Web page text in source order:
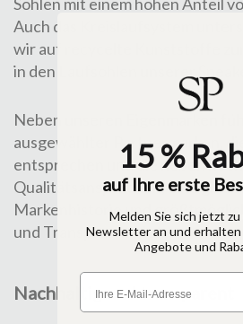
Auch das Kreislaufsystem
wir auf recycelte Kunststoffe
in den Laufsohlen unserer
Neben unseren Eigenmarken
ausgewählter Partnermarken,
entsprechen und die neben
Qualitätsansprüchen, eine
Markenhistorie und
und Transparenz bieten.
Nachhaltig und transparent
15 %
auf Ihre erste
Melden Sie sich jetzt
Newsletter an und erhalten
Angebote und